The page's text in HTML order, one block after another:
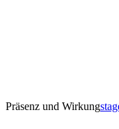
Präsenz und Wirkung